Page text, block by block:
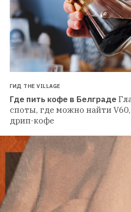
ГИД THE VILLAGE
Где пить кофе в Белграде
споты, где можно найти
дрип-кофе